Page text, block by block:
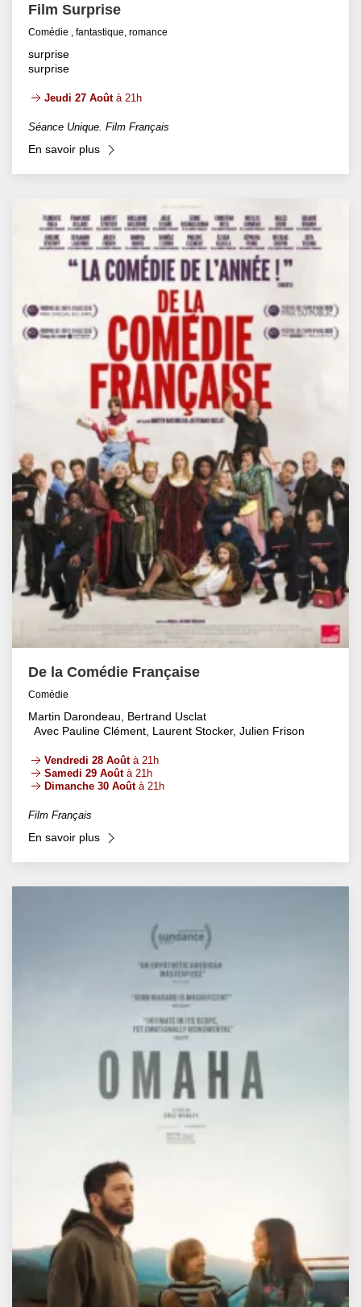
Film Surprise
Comédie , fantastique, romance
surprise
surprise
Jeudi 27 Aoûtà 21h
Séance Unique. Film Français
En savoir plus
De la Comédie Française
Comédie
Martin Darondeau, Bertrand Usclat
Avec Pauline Clément, Laurent Stocker, Julien Frison
Vendredi 28 Aoûtà 21h
Samedi 29 Aoûtà 21h
Dimanche 30 Aoûtà 21h
Film Français
En savoir plus